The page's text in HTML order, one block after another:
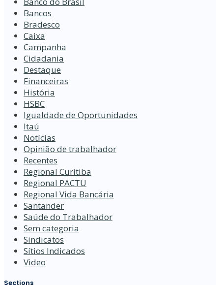
Bancos
Bradesco
Caixa
Campanha
Cidadania
Destaque
Financeiras
História
HSBC
Igualdade de Oportunidades
Itaú
Notícias
Opinião de trabalhador
Recentes
Regional Curitiba
Regional PACTU
Regional Vida Bancária
Santander
Saúde do Trabalhador
Sem categoria
Sindicatos
Sítios Indicados
Video
Sections